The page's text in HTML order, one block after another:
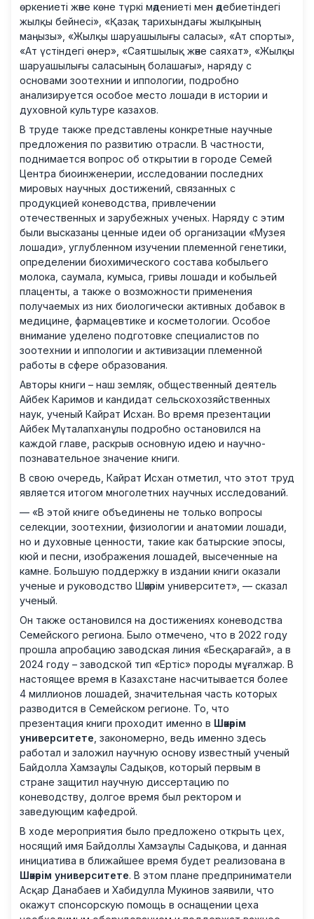
өркениеті және көне түркі мәдениеті мен әдебиетіндегі
жылқы бейнесі», «Қазақ тарихындағы жылқының
маңызы», «Жылқы шаруашылығы саласы», «Ат спорты»,
«Ат үстіндегі өнер», «Саятшылық және саяхат», «Жылқы
шаруашылығы саласының болашағы», наряду с
основами зоотехнии и иппологии, подробно
анализируется особое место лошади в истории и
духовной культуре казахов.
В труде также представлены конкретные научные
предложения по развитию отрасли. В частности,
поднимается вопрос об открытии в городе Семей
Центра биоинженерии, исследовании последних
мировых научных достижений, связанных с
продукцией коневодства, привлечении
отечественных и зарубежных ученых. Наряду с этим
были высказаны ценные идеи об организации «Музея
лошади», углубленном изучении племенной генетики,
определении биохимического состава кобыльего
молока, саумала, кумыса, гривы лошади и кобыльей
плаценты, а также о возможности применения
получаемых из них биологически активных добавок в
медицине, фармацевтике и косметологии. Особое
внимание уделено подготовке специалистов по
зоотехнии и иппологии и активизации племенной
работы в сфере образования.
Авторы книги – наш земляк, общественный деятель
Айбек Каримов и кандидат сельскохозяйственных
наук, ученый Кайрат Исхан. Во время презентации
Айбек Мүталапханұлы подробно остановился на
каждой главе, раскрыв основную идею и научно-
познавательное значение книги.
В свою очередь, Кайрат Исхан отметил, что этот труд
является итогом многолетних научных исследований.
— «В этой книге объединены не только вопросы
селекции, зоотехнии, физиологии и анатомии лошади,
но и духовные ценности, такие как батырские эпосы,
кюй и песни, изображения лошадей, высеченные на
камне. Большую поддержку в издании книги оказали
ученые и руководство Шәкәрім университет», — сказал
ученый.
Он также остановился на достижениях коневодства
Семейского региона. Было отмечено, что в 2022 году
прошла апробацию заводская линия «Бесқарағай», а в
2024 году – заводской тип «Ертіс» породы мұғалжар. В
настоящее время в Казахстане насчитывается более
4 миллионов лошадей, значительная часть которых
разводится в Семейском регионе. То, что
презентация книги проходит именно в Шәкәрім
университете , закономерно, ведь именно здесь
работал и заложил научную основу известный ученый
Байдолла Хамзаұлы Садықов, который первым в
стране защитил научную диссертацию по
коневодству, долгое время был ректором и
заведующим кафедрой.
В ходе мероприятия было предложено открыть цех,
носящий имя Байдоллы Хамзаұлы Садықова, и данная
инициатива в ближайшее время будет реализована в
Шәкәрім университете. В этом плане предприниматели
Асқар Данабаев и Хабидулла Мукинов заявили, что
окажут спонсорскую помощь в оснащении цеха